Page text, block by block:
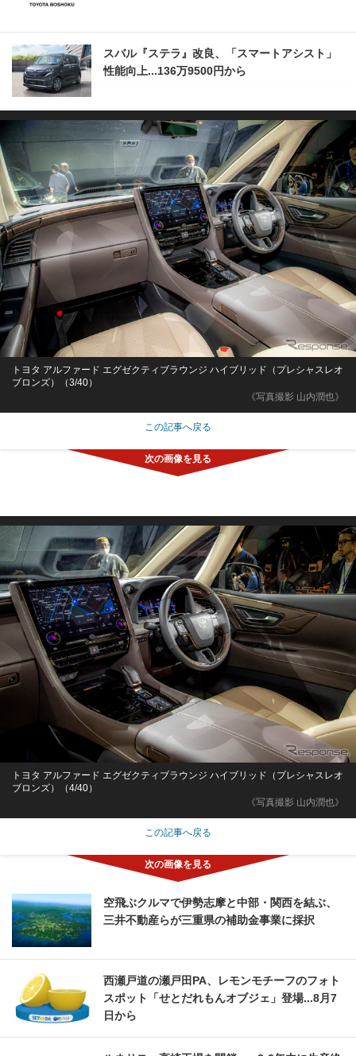
スバル『ステラ』改良、「スマートアシスト」
性能向上...136万9500円から
《写真撮影 山内潤也》
トヨタ アルファード エグゼクティブラウンジ ハイブリッド（プレシャスレオ
ブロンズ）（3/40）
この記事へ戻る
《写真撮影 山内潤也》
トヨタ アルファード エグゼクティブラウンジ ハイブリッド（プレシャスレオ
ブロンズ）（4/40）
この記事へ戻る
空飛ぶクルマで伊勢志摩と中部・関西を結ぶ、
三井不動産らが三重県の補助金事業に採択
西瀬戸道の瀬戸田PA、レモンモチーフのフォト
スポット「せとだれもんオブジェ」登場...8月7
日から